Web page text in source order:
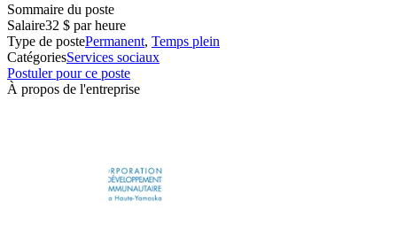
Sommaire du poste
Salaire32 $ par heure
Type de postePermanent, Temps plein
CatégoriesServices sociaux
Postuler pour ce poste
À propos de l'entreprise